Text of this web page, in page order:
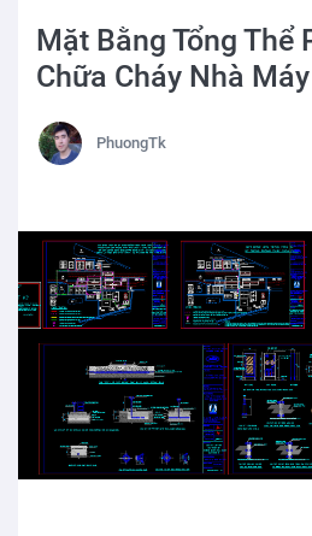
Mặt Bằng Tổng Thể
Chữa Cháy Nhà Máy
PhuongTk